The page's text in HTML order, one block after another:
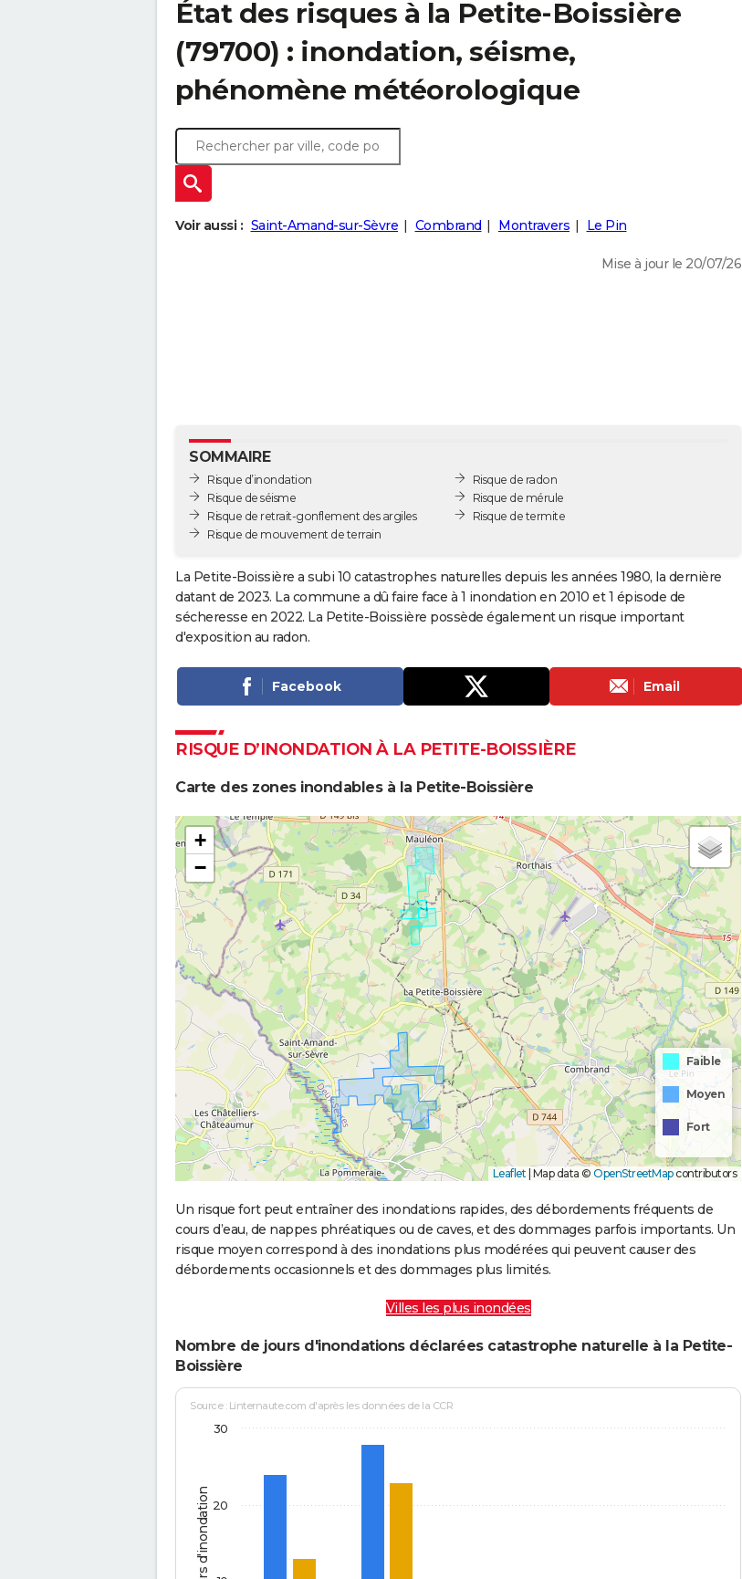
État des risques à la Petite-Boissière
(79700) : inondation, séisme,
phénomène météorologique
Voir aussi : Saint-Amand-sur-Sèvre Combrand Montravers Le Pin
Mise à jour le 20/07/26
SOMMAIRE
Risque d’inondation
Risque de séisme
Risque de retrait-gonflement des argiles
Risque de mouvement de terrain
Risque de radon
Risque de mérule
Risque de termite
La Petite-Boissière a subi 10 catastrophes naturelles depuis les années 1980, la dernière
datant de 2023. La commune a dû faire face à 1 inondation en 2010 et 1 épisode de
sécheresse en 2022. La Petite-Boissière possède également un risque important
d'exposition au radon.
Facebook Email
RISQUE D’INONDATION À LA PETITE-BOISSIÈRE
Carte des zones inondables à la Petite-Boissière
+
−
Faible
Moyen
Fort
Leaflet | Map data © OpenStreetMapcontributors
Un risque fort peut entraîner des inondations rapides, des débordements fréquents de
cours d’eau, de nappes phréatiques ou de caves, et des dommages parfois importants. Un
risque moyen correspond à des inondations plus modérées qui peuvent causer des
débordements occasionnels et des dommages plus limités.
Villes les plus inondées
Nombre de jours d'inondations déclarées catastrophe naturelle à la Petite-
Boissière
Jours d'inondation
Source : Linternaute.com d'après les données de la CCR
20
30